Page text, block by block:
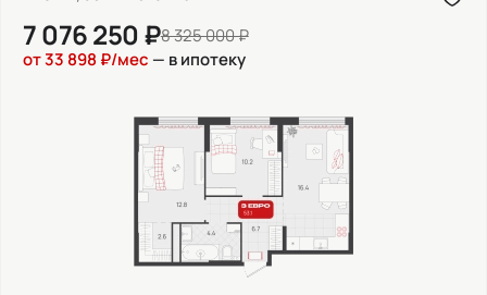
7 076 250 ₽8 325 000 ₽
от 33 898 ₽/мес — в ипотеку